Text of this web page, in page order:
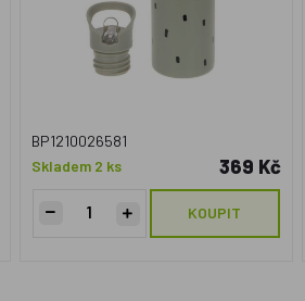
BP1210026581
Skladem 2 ks
369 Kč
KOUPIT